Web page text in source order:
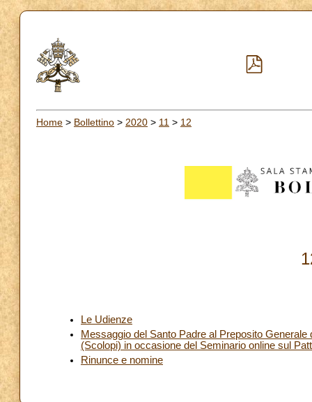
Home > Bollettino > 2020 > 11 > 12
Le Udienze
Messaggio del Santo Padre al Preposito
(Scolopi) in occasione del Seminario online sul
Rinunce e nomine